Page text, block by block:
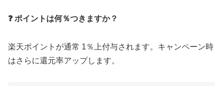
❓ ポイントは何％つきますか？
楽天ポイントが通常 1％上付与されます。キャンペーン時
はさらに還元率アップします。